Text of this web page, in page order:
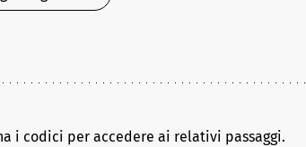
i codici per accedere ai relativi passaggi.